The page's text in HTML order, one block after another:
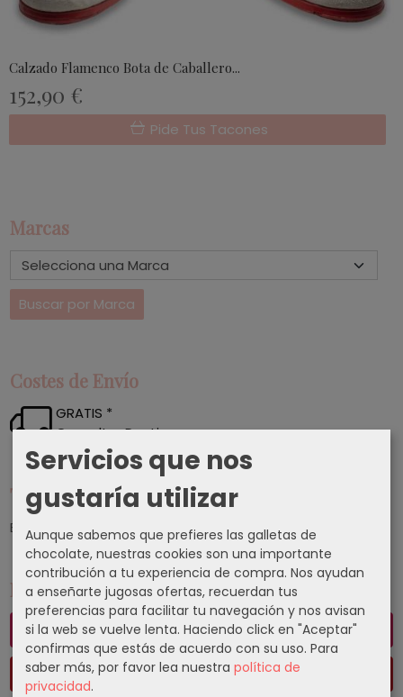
Marcas
Costes de Envío
GRATIS *
Consultar Destinos
Tu Carrito (0)
El carrito de la compra está vacío
Redes Sociales
Instagram
Pinterest
Calzado Flamenco Bota de Caballero...
152,90 €
Pide Tus Tacones
Servicios que nos
gustaría utilizar
Aunque sabemos que prefieres las galletas de
chocolate, nuestras cookies son una importante
contribución a tu experiencia de compra. Nos ayudan
a enseñarte jugosas ofertas, recuerdan tus
preferencias para facilitar tu navegación y nos avisan
si la web se vuelve lenta. Haciendo click en "Aceptar"
confirmas que estás de acuerdo con su uso. Para
saber más, por favor lea nuestra política de
privacidad.